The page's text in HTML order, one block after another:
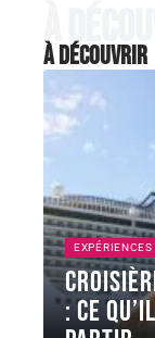
À
À découvrir
EXPÉRIENCES
: ce